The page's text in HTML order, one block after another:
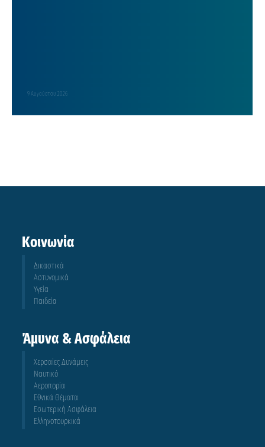
9 Αυγούστου 2026
Κοινωνία
Δικαστικά
Αστυνομικά
Υγεία
Παιδεία
Άμυνα & Ασφάλεια
Χερσαίες Δυνάμεις
Ναυτικό
Αεροπορία
Εθνικά Θέματα
Εσωτερική Ασφάλεια
Ελληνοτουρκικά